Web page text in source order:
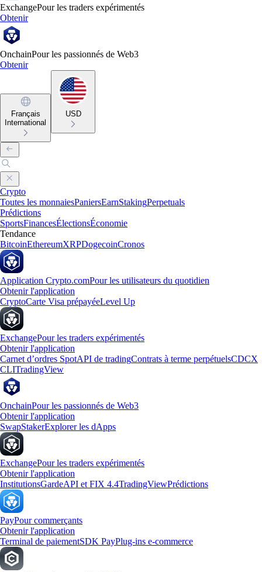
ExchangePour les traders expérimentés
Obtenir
OnchainPour les passionnés de Web3
Obtenir
Français
International
USD
Crypto
Toutes les monnaiesPaniersEarnStakingPerpetuals
Prédictions
SportsFinancesÉlectionsÉconomie
Tendance
BitcoinEthereumXRPDogecoinCronos
Application Crypto.comPour les utilisateurs du quotidien
Obtenir l'application
CryptoCarte Visa prépayéeLevel Up
ExchangePour les traders expérimentés
Obtenir l'application
Carnet d’ordres SpotAPI de tradingContrats à terme perpétuelsCDCX
CLITradingView
OnchainPour les passionnés de Web3
Obtenir l'application
SwapStakerExplorer les dApps
ExchangePour les traders expérimentés
Obtenir l'application
InstitutionsGardeAPI et FIX 4.4TradingViewPrédictions
PayPour commerçants
Obtenir l'application
Terminal de paiementSDK PayPlug-ins e-commerce